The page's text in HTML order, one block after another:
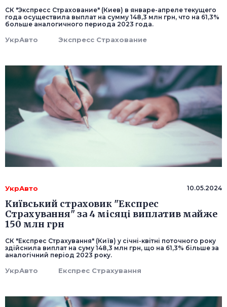
СК "Экспресс Страхование" (Киев) в январе-апреле текущего
года осуществила выплат на сумму 148,3 млн грн, что на 61,3%
больше аналогичного периода 2023 года.
УкрАвто Экспресс Страхование
УкрАвто 10.05.2024
Київський страховик "Експрес
Страхування" за 4 місяці виплатив майже
150 млн грн
СК "Експрес Страхування" (Київ) у січні-квітні поточного року
здійснила виплат на суму 148,3 млн грн, що на 61,3% більше за
аналогічний період 2023 року.
УкрАвто Експрес Страхування